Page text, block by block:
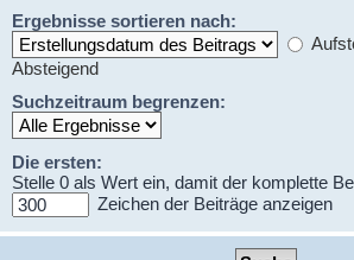
Ergebnisse sortieren nach:
Absteigend
Suchzeitraum begrenzen:
Die ersten:
Stelle 0 als Wert ein, damit der komplette
Zeichen der Beiträge anzeigen